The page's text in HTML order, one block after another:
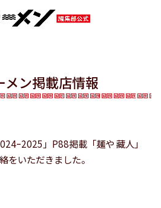
ン掲載店情報
ｰ2025」P88掲載「麺や 藏人」
をいただきました。